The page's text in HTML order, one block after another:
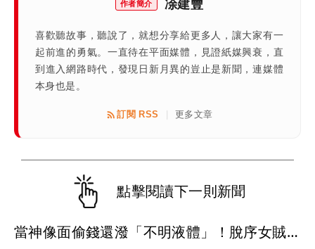
作者簡介 凃建豐
喜歡聽故事，聽說了，就想分享給更多人，讓大家有一
起前進的勇氣。一直待在平面媒體，見證紙媒興衰，直
到進入網路時代，發現日新月異的豈止是新聞，連媒體
本身也是。
訂閱 RSS 更多文章
點擊閱讀下一則新聞
當神像面偷錢還潑「不明液體」！脫序女賊大鬧2宮廟遭逮